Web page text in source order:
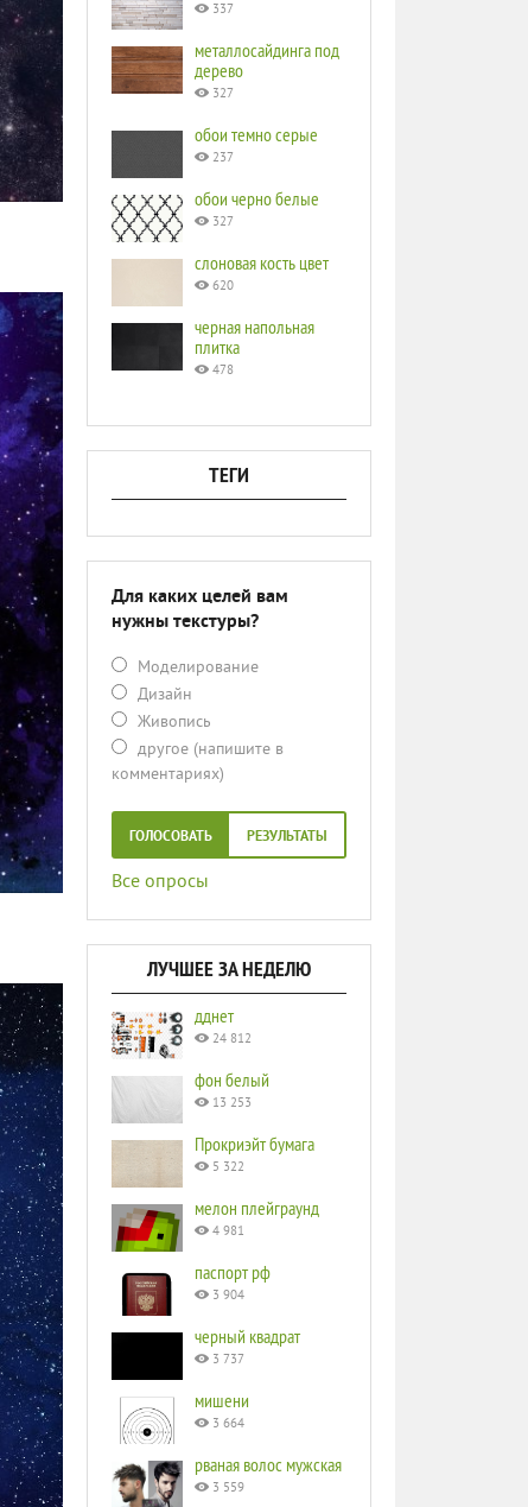
337
металлосайдинга под
дерево
327
обои темно серые
237
обои черно белые
327
слоновая кость цвет
620
черная напольная
плитка
478
ТЕГИ
Для каких целей вам
нужны текстуры?
Моделирование
Дизайн
Живопись
другое (напишите в
комментариях)
ГОЛОСОВАТЬ РЕЗУЛЬТАТЫ
Все опросы
ЛУЧШЕЕ ЗА НЕДЕЛЮ
дднет
24 812
фон белый
13 253
Прокриэйт бумага
5 322
мелон плейграунд
4 981
паспорт рф
3 904
черный квадрат
3 737
мишени
3 664
рваная волос мужская
3 559